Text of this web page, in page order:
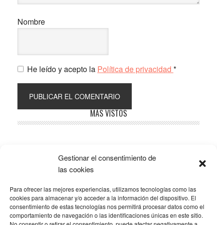
Gestionar el consentimiento de
las cookies
Para ofrecer las mejores experiencias, utilizamos tecnologías como las
cookies para almacenar y/o acceder a la información del dispositivo. El
consentimiento de estas tecnologías nos permitirá procesar datos como el
comportamiento de navegación o las identificaciones únicas en este sitio.
Nombre
He leído y acepto la Política de privacidad *
lateral
MÁS VISTOS
Popular Recent Comments
SOBRE LA AFILIACIÓN
Los costes de este blog se sufragan en parte mediante